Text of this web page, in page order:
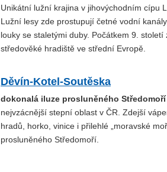
Unikátní lužní krajina v jihovýchodním cípu
Lužní lesy zde prostupují četné vodní
louky se staletými duby. Počátkem 9.
středověké hradiště ve střední Evropě.
Děvín-Kotel-Soutěska
dokonalá iluze prosluněného Středomoří
nejvzácnější stepní oblast v ČR. Zdejší
hradů, horko, vinice i přilehlé „moravské
prosluněného Středomoří.